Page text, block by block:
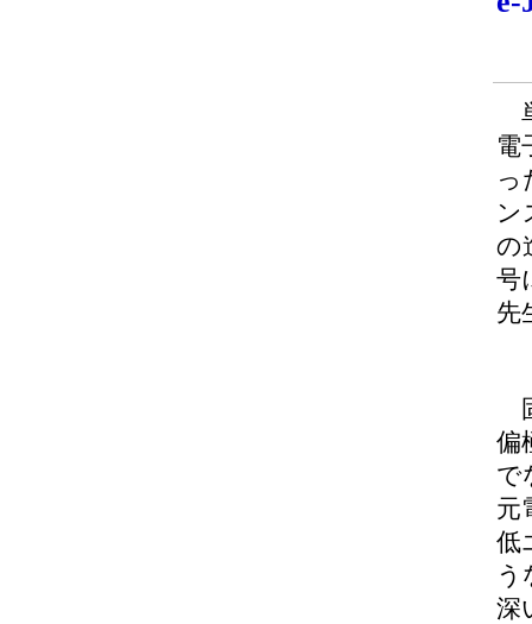
電
っ
ン
の
号
先
偏
で
元
低
う
深